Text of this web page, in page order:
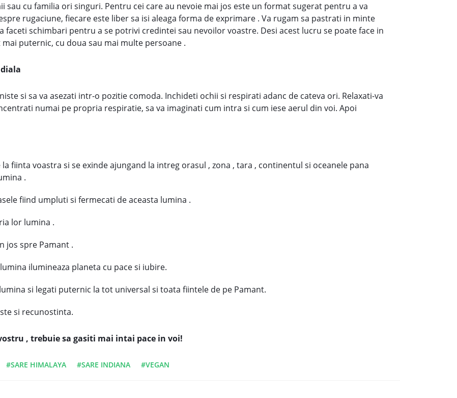
cu familia ori singuri. Pentru cei care au nevoie mai jos este un format sugerat pentru a va
rugaciune, fiecare este liber sa isi aleaga forma de exprimare . Va rugam sa pastrati in minte
faceti schimbari pentru a se potrivi credintei sau nevoilor voastre. Desi acest lucru se poate face in
puternic, cu doua sau mai multe persoane .
si sa va asezati intr-o pozitie comoda. Inchideti ochii si respirati adanc de cateva ori. Relaxati-va
numai pe propria respiratie, sa va imaginati cum intra si cum iese aerul din voi. Apoi
fiinta voastra si se exinde ajungand la intreg orasul , zona , tara , continentul si oceanele pana
.
fiind umpluti si fermecati de aceasta lumina .
lor lumina .
jos spre Pamant .
ilumineaza planeta cu pace si iubire.
si legati puternic la tot universal si toata fiintele de pe Pamant.
si recunostinta.
, trebuie sa gasiti mai intai pace in voi!
#SARE HIMALAYA #SARE INDIANA #VEGAN